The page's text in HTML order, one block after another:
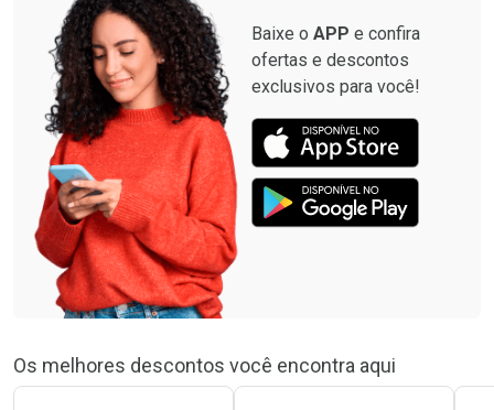
Baixe o APP e confira
ofertas e descontos
exclusivos para você!
Os melhores descontos você encontra aqui